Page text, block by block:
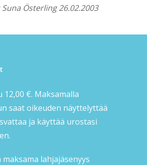
Österling 26.02.2003
12,00 €. Maksamalla
saat oikeuden näyttelyttää
ja käyttää urostasi
maksama lahjajäsenyys